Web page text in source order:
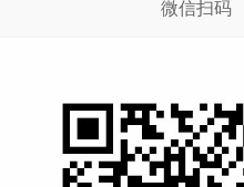
微信扫码